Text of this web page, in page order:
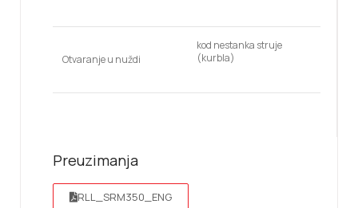
Otvaranje u nuždi
kod nestanka struje
(kurbla)
Preuzimanja
RLL_SRM350_ENG